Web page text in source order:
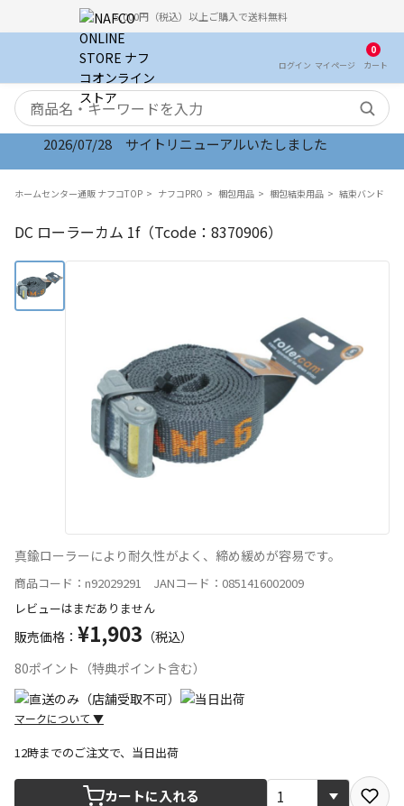
5,000円（税込）以上ご購入で送料無料
ログイン マイ ページ
0
カート
検索キーワード
2026/07/28 サイトリニューアルいたしました
ホームセンター通販 ナフコTOP ナフコPRO 梱包用品 梱包結束用品 結束バンド
DC ローラーカム 1f（Tcode：8370906）
真鍮ローラーにより耐久性がよく、締め緩めが容易です。
商品コード：n92029291 JANコード：0851416002009
レビューはまだありません
販売価格： ¥1,903 （税込）
80ポイント（特典ポイント含む）
マークについて ▼
宅配や店舗受取を選択できる商品です
12時までのご注文で、当日出荷
カートに入れる